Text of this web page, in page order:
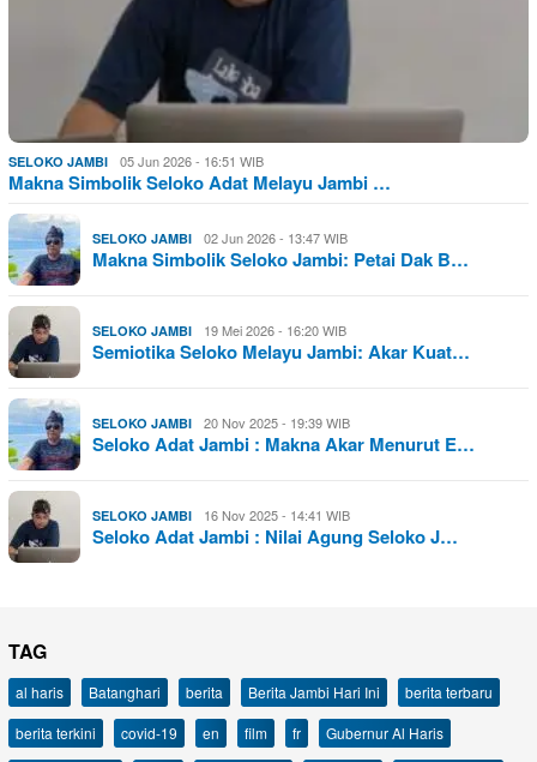
SELOKO JAMBI 05 Jun 2026 - 16:51 WIB
Makna Simbolik Seloko Adat Melayu Jambi …
SELOKO JAMBI 02 Jun 2026 - 13:47 WIB
Makna Simbolik Seloko Jambi: Petai Dak B…
SELOKO JAMBI 19 Mei 2026 - 16:20 WIB
Semiotika Seloko Melayu Jambi: Akar Kuat…
SELOKO JAMBI 20 Nov 2025 - 19:39 WIB
Seloko Adat Jambi : Makna Akar Menurut E…
SELOKO JAMBI 16 Nov 2025 - 14:41 WIB
Seloko Adat Jambi : Nilai Agung Seloko J…
TAG
al haris Batanghari berita Berita Jambi Hari Ini
berita terbaru
berita terkini
covid-19 en film fr
Gubernur Al Haris